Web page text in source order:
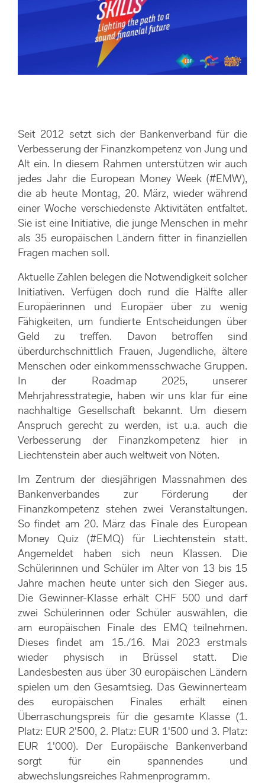
Seit 2012 setzt sich der Bankenverband für die
Verbesserung der Finanzkompetenz von Jung und
Alt ein. In diesem Rahmen unterstützen wir auch
jedes Jahr die European Money Week (#EMW),
die ab heute Montag, 20. März, wieder während
einer Woche verschiedenste Aktivitäten entfaltet.
Sie ist eine Initiative, die junge Menschen in mehr
als 35 europäischen Ländern fitter in finanziellen
Fragen machen soll.
Aktuelle Zahlen belegen die Notwendigkeit solcher
Initiativen. Verfügen doch rund die Hälfte aller
Europäerinnen und Europäer über zu wenig
Fähigkeiten, um fundierte Entscheidungen über
Geld zu treffen. Davon betroffen sind
überdurchschnittlich Frauen, Jugendliche, ältere
Menschen oder einkommensschwache Gruppen.
In der Roadmap 2025, unserer
Mehrjahresstrategie, haben wir uns klar für eine
nachhaltige Gesellschaft bekannt. Um diesem
Anspruch gerecht zu werden, ist u.a. auch die
Verbesserung der Finanzkompetenz hier in
Liechtenstein aber auch weltweit von Nöten.
Im Zentrum der diesjährigen Massnahmen des
Bankenverbandes zur Förderung der
Finanzkompetenz stehen zwei Veranstaltungen.
So findet am 20. März das Finale des European
Money Quiz (#EMQ) für Liechtenstein statt.
Angemeldet haben sich neun Klassen. Die
Schülerinnen und Schüler im Alter von 13 bis 15
Jahre machen heute unter sich den Sieger aus.
Die Gewinner-Klasse erhält CHF 500 und darf
zwei Schülerinnen oder Schüler auswählen, die
am europäischen Finale des EMQ teilnehmen.
Dieses findet am 15./16. Mai 2023 erstmals
wieder physisch in Brüssel statt. Die
Landesbesten aus über 30 europäischen Ländern
spielen um den Gesamtsieg. Das Gewinnerteam
des europäischen Finales erhält einen
Überraschungspreis für die gesamte Klasse (1.
Platz: EUR 2'500, 2. Platz: EUR 1'500 und 3. Platz:
EUR 1'000). Der Europäische Bankenverband
sorgt für ein spannendes und
abwechslungsreiches Rahmenprogramm.